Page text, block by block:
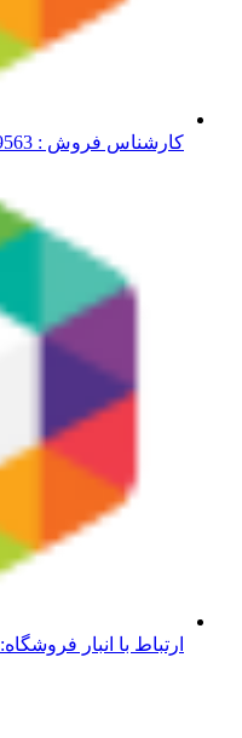
کارشناس فروش : 09134849563
ارتباط با انبار فروشگاه: 09132848814